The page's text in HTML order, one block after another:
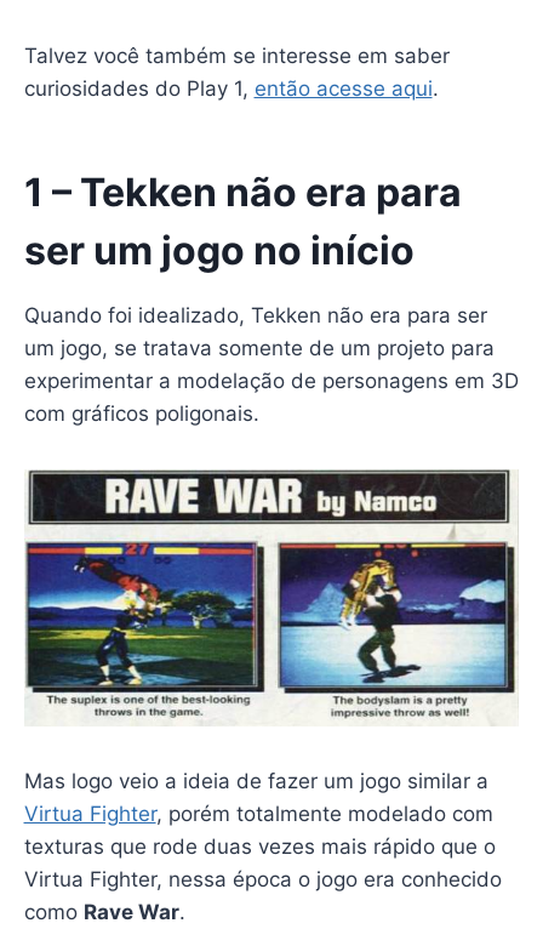
Talvez você também se interesse em saber
curiosidades do Play 1, então acesse aqui.
1 – Tekken não era para
ser um jogo no início
Quando foi idealizado, Tekken não era para ser
um jogo, se tratava somente de um projeto para
experimentar a modelação de personagens em 3D
com gráficos poligonais.
Mas logo veio a ideia de fazer um jogo similar a
Virtua Fighter, porém totalmente modelado com
texturas que rode duas vezes mais rápido que o
Virtua Fighter, nessa época o jogo era conhecido
como Rave War.